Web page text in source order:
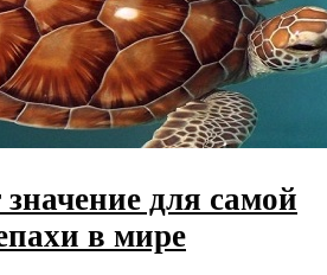
для самой
в мире